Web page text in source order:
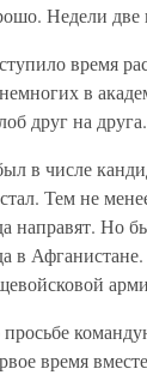
Недели две
время
в
друг на друга.
в числе
Тем не
направят. Но
в
время